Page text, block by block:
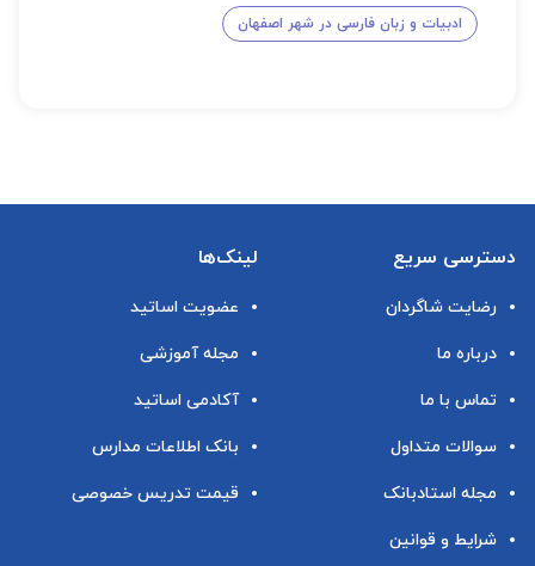
ادبیات و زبان فارسی در شهر اصفهان
دسترسی سریع
رضایت شاگردان
درباره ما
تماس با ما
سوالات متداول
مجله استادبانک
شرایط و قوانین
لینک‌ها
عضویت اساتید
مجله آموزشی
آکادمی اساتید
بانک اطلاعات مدارس
قیمت تدریس خصوصی